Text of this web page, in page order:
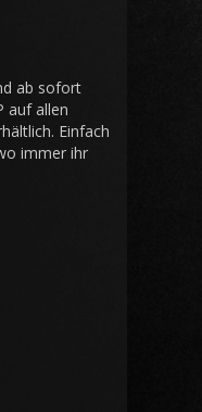
ab sofort
auf allen
Einfach
immer ihr